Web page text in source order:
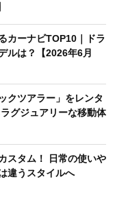
カーナビTOP10｜ドラ
ルは？【2026年6月
クツアラー」をレンタ
グジュアリーな移動体
スタム！ 日常の使いや
違うスタイルへ